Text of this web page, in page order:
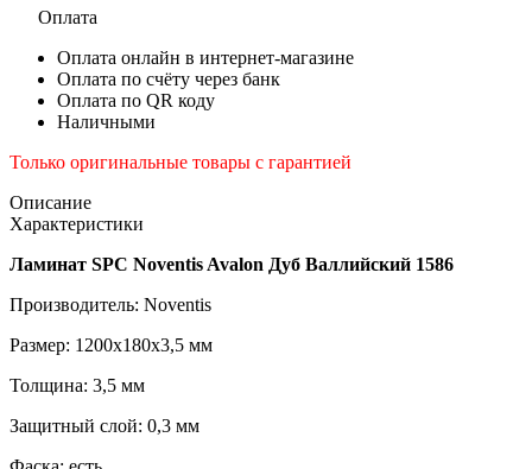
Оплата
Оплата онлайн в интернет-магазине
Оплата по счёту через банк
Оплата по QR коду
Наличными
Только оригинальные товары с гарантией
Описание
Характеристики
Ламинат SPC Noventis Avalon Дуб Валлийский 1586
Производитель: Noventis
Размер: 1200х180х3,5 мм
Толщина: 3,5 мм
Защитный слой: 0,3 мм